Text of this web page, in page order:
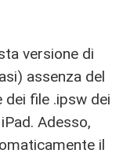
versione di
assenza del
dei file .ipsw dei
Adesso,
il